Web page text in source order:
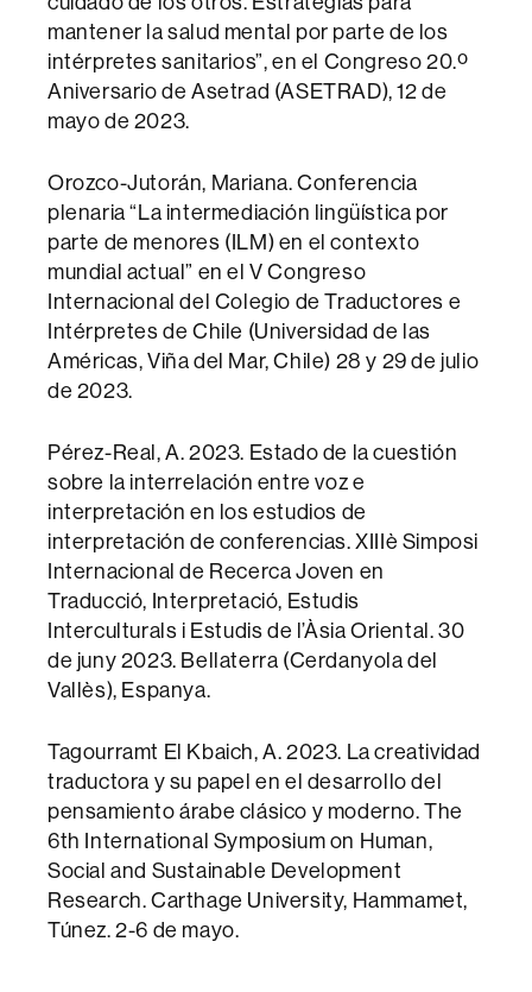
mantener la salud mental por parte de los
intérpretes sanitarios”, en el Congreso 20.º
Aniversario de Asetrad (ASETRAD), 12 de
mayo de 2023.
Orozco-Jutorán, Mariana. Conferencia
plenaria “La intermediación lingüística por
parte de menores (ILM) en el contexto
mundial actual” en el V Congreso
Internacional del Colegio de Traductores e
Intérpretes de Chile (Universidad de las
Américas, Viña del Mar, Chile) 28 y 29 de julio
de 2023.
Pérez-Real, A. 2023. Estado de la cuestión
sobre la interrelación entre voz e
interpretación en los estudios de
interpretación de conferencias. XIIIè Simposi
Internacional de Recerca Joven en
Traducció, Interpretació, Estudis
Interculturals i Estudis de l’Àsia Oriental. 30
de juny 2023. Bellaterra (Cerdanyola del
Vallès), Espanya.
Tagourramt El Kbaich, A. 2023. La creatividad
traductora y su papel en el desarrollo del
pensamiento árabe clásico y moderno. The
6th International Symposium on Human,
Social and Sustainable Development
Research. Carthage University, Hammamet,
Túnez. 2-6 de mayo.